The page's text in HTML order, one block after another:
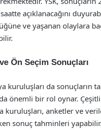
açıklanacağını
ve yaşanan olaylara
Ön Seçim Sonuçları
kuruluşları da sonuçların
önemli bir rol oynar. Çeşitli
kuruluşları, anketler ve
sonuç tahminleri